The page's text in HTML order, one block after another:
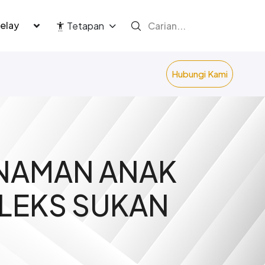
Tetapan
Hubungi Kami
ANAK
SUKAN